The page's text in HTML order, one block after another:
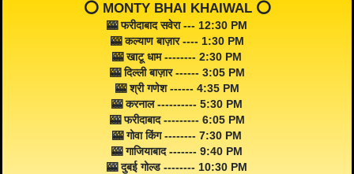
⭕️ MONTY BHAI KHAIWAL ⭕️
🎰 फरीदाबाद सवेरा --- 12:30 PM
🎰 कल्याण बाज़ार ---- 1:30 PM
🎰 खाटू धाम -------- 2:30 PM
🎰 दिल्ली बाज़ार ------ 3:05 PM
🎰 श्री गणेश ------ 4:35 PM
🎰 करनाल ---------- 5:30 PM
🎰 फरीदाबाद --------- 6:05 PM
🎰 गोवा किंग -------- 7:30 PM
🎰 गाजियाबाद ------- 9:40 PM
🎰 दुबई गोल्ड -------- 10:30 PM